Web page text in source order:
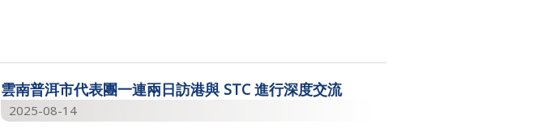
雲南普洱市代表團一連兩日訪港與 STC 進行深度交流
2025-08-14